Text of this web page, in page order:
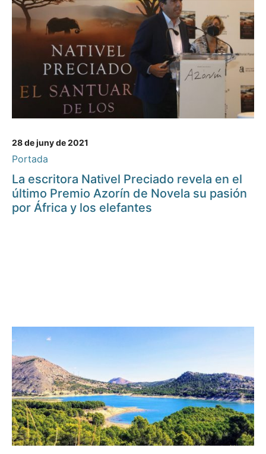
28 de juny de 2021
Portada
La escritora Nativel Preciado revela en el
último Premio Azorín de Novela su pasión
por África y los elefantes